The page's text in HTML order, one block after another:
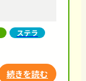
ステラ
続きを読む